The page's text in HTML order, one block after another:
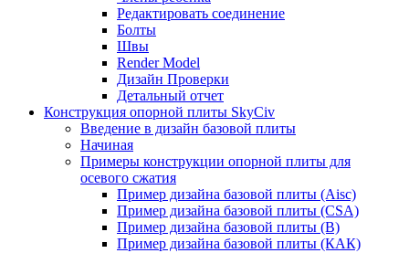
Редактировать соединение
Болты
Швы
Render Model
Дизайн Проверки
Детальный отчет
Конструкция опорной плиты SkyCiv
Введение в дизайн базовой плиты
Начиная
Примеры конструкции опорной плиты для
осевого сжатия
Пример дизайна базовой плиты (Aisc)
Пример дизайна базовой плиты (CSA)
Пример дизайна базовой плиты (В)
Пример дизайна базовой плиты (КАК)